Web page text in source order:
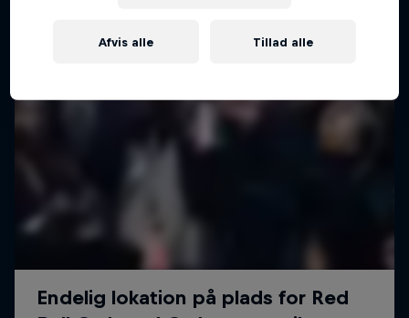
Afvis alle Tillad alle